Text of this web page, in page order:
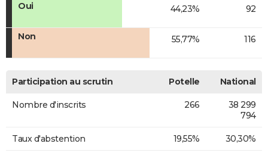
Oui
44,23% 92
Non 55,77% 116
Participation au scrutin Potelle National
Nombre d'inscrits 266
38 299
794
Taux d'abstention 19,55% 30,30%